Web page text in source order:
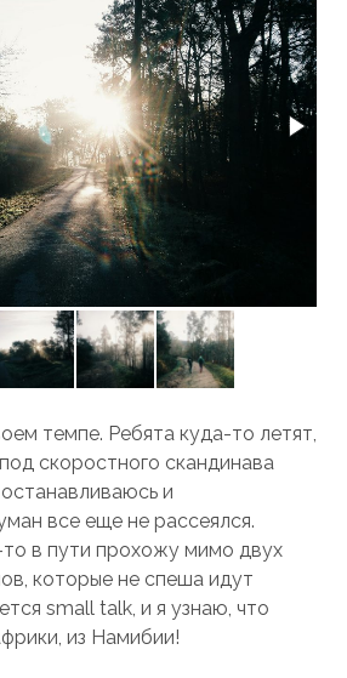
темпе. Ребята куда-то летят,
скоростного скандинава
и
все еще не рассеялся.
в пути прохожу мимо двух
которые не спеша идут
small talk, и я узнаю, что
из Намибии!